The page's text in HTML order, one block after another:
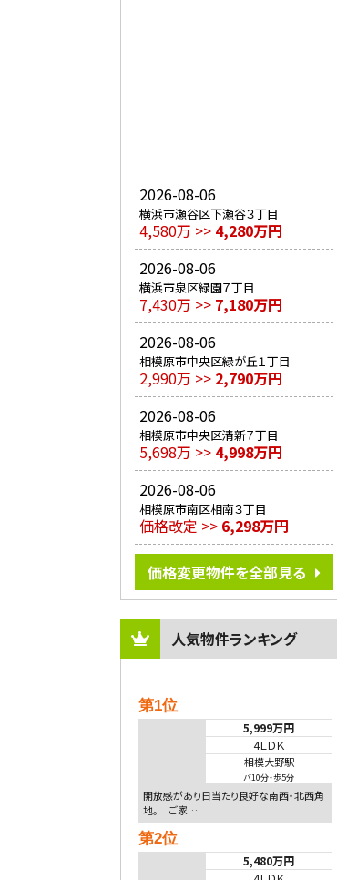
2026-08-06
横浜市瀬谷区下瀬谷３丁目
4,580万 >> 4,280万円
2026-08-06
横浜市泉区緑園７丁目
7,430万 >> 7,180万円
2026-08-06
相模原市中央区緑が丘１丁目
2,990万 >> 2,790万円
2026-08-06
相模原市中央区清新７丁目
5,698万 >> 4,998万円
2026-08-06
相模原市南区相南３丁目
価格改定 >> 6,298万円
価格変更物件を全部見る
人気物件ランキング
第1位
5,999万円
4ＬＤＫ
相模大野駅
バ10分・歩5分
開放感があり日当たり良好な南西・北西角
地。 ご家…
第2位
5,480万円